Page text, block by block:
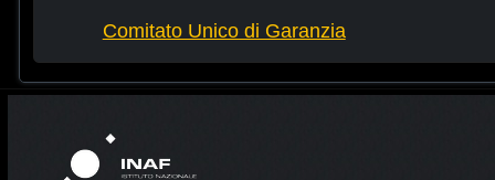
Comitato Unico di Garanzia